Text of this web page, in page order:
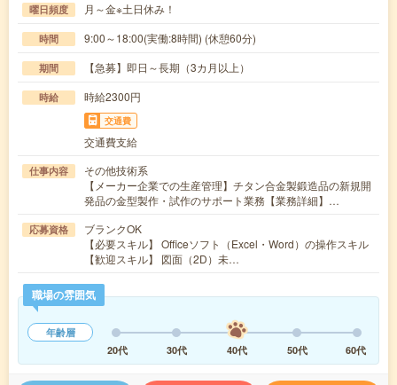
曜日頻度 月～金※土日休み！
時間 9:00～18:00(実働:8時間) (休憩60分)
期間 【急募】即日～長期（3カ月以上）
時給 時給2300円
交通費
交通費支給
仕事内容
その他技術系
【メーカー企業での生産管理】チタン合金製鍛造品の新規開
発品の金型製作・試作のサポート業務【業務詳細】…
応募資格
ブランクOK
【必要スキル】 Officeソフト（Excel・Word）の操作スキル
【歓迎スキル】 図面（2D）未…
職場の雰囲気
年齢層
20代
30代 40代 50代 60代